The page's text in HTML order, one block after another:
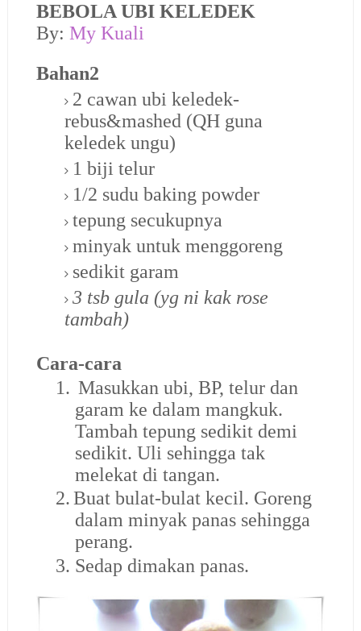
BEBOLA UBI KELEDEK
By: My Kuali
Bahan2
2 cawan ubi keledek-
rebus&mashed (QH guna
keledek ungu)
1 biji telur
1/2 sudu baking powder
tepung secukupnya
minyak untuk menggoreng
sedikit garam
3 tsb gula (yg ni kak rose
tambah)
Cara-cara
1. Masukkan ubi, BP, telur dan
garam ke dalam mangkuk.
Tambah tepung sedikit demi
sedikit. Uli sehingga tak
melekat di tangan.
2.Buat bulat-bulat kecil. Goreng
dalam minyak panas sehingga
perang.
3. Sedap dimakan panas.